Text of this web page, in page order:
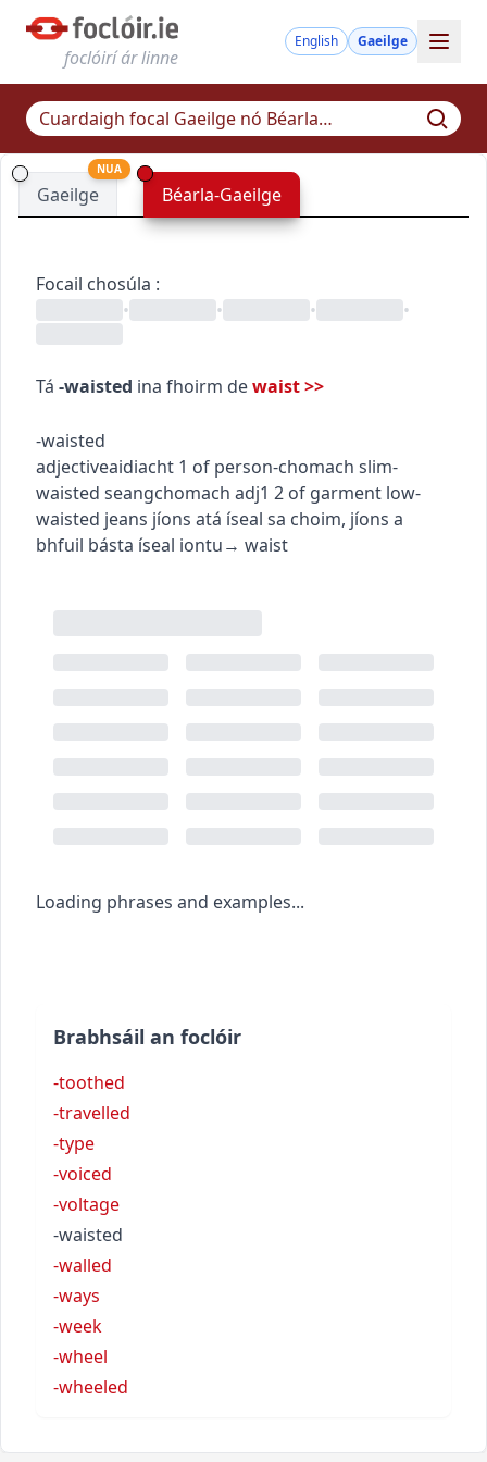
foclóirí ár linne
English Gaeilge
Gaeilge
NUA
Béarla-Gaeilge
Focail chosúla :
•
• • •
Tá -waisted ina fhoirm dewaist>>
-waisted
adjectiveaidiacht 1 of person-chomach slim-
waisted seangchomach adj1 2 of garment low-
waisted jeans jíons atá íseal sa choim, jíons a
bhfuil básta íseal iontu→ waist
Loading phrases and examples...
Brabhsáil an foclóir
-toothed
-travelled
-type
-voiced
-voltage
-waisted
-walled
-ways
-week
-wheel
-wheeled